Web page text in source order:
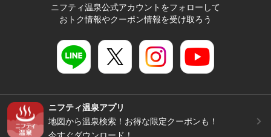
ニフティ温泉公式アカウントをフォローして
おトク情報やクーポン情報を受け取ろう
ニフティ温泉アプリ
地図から温泉検索！お得な限定クーポンも！
今すぐダウンロード！